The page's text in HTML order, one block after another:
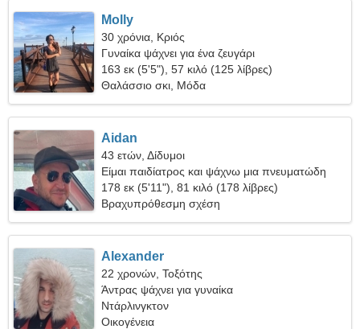
Molly
30 χρόνια, Κριός
Γυναίκα ψάχνει για ένα ζευγάρι
163 εκ (5'5"), 57 κιλό (125 λίβρες)
Θαλάσσιο σκι, Μόδα
Aidan
43 ετών, Δίδυμοι
Είμαι παιδίατρος και ψάχνω μια πνευματώδη
γυναίκα
178 εκ (5'11"), 81 κιλό (178 λίβρες)
Βραχυπρόθεσμη σχέση
Alexander
22 χρονών, Τοξότης
Άντρας ψάχνει για γυναίκα
Ντάρλινγκτον
Οικογένεια